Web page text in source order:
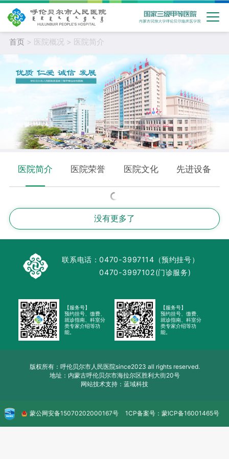
首页 > 医院概况 > 医院简介
医院简介 医院荣誉 医院文化 先进设备
没有更多了
联系电话：0470-3997114（预约挂号）
0470-3997102(门诊服务)
【服务号】
预约挂号、缴费、
就诊指南、科室分
类专家介绍等功
能。
【服务号】
预约挂号、缴费、
就诊指南、科室分
类专家介绍等功
能。
版权所有：呼伦贝尔市人民医院since2023 all rights reserved.
地址：内蒙古呼伦贝尔市海拉尔区胜利大街20号
网站技术支持：蓝域科技
蒙公网安备15070202000167号 1CP备案号：蒙ICP备16001465号